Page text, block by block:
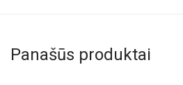
Panašūs produktai